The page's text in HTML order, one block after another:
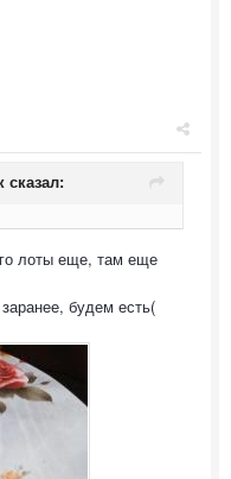
сказал:
лоты еще, там еще
будем есть(